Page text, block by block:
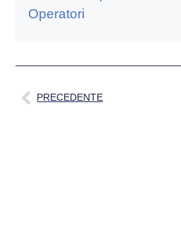
Operatori
PRECEDENTE